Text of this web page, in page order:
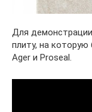
Для
плиту, на
Ager и Proseal.